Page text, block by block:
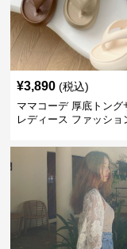
¥3,890 (税込)
ママコーデ 厚底トング
レディース ファッショ